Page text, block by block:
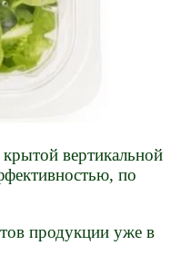
вертикальной
по
продукции уже в